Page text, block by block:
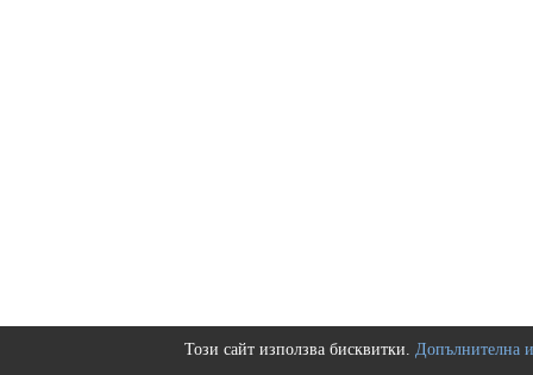
Този сайт използва бисквитки. Допълнителна